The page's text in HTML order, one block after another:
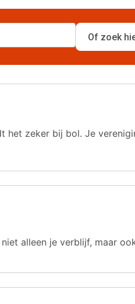
het zeker bij bol. Je
alleen je verblijf, maar